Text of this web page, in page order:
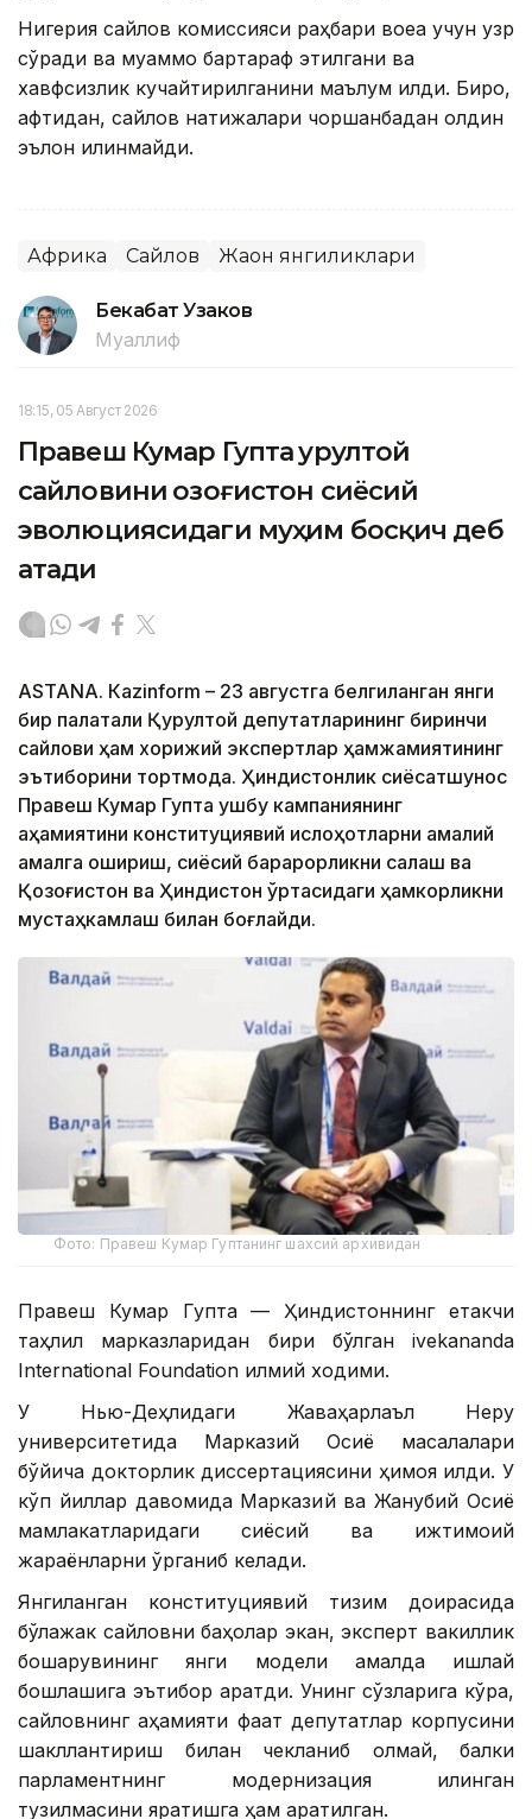
Нигерия сайлов комиссияси раҳбари воқеа учун узр
сўради ва муаммо бартараф этилгани ва
хавфсизлик кучайтирилганини маълум қилди. Бироқ,
афтидан, сайлов натижалари чоршанбадан олдин
эълон қилинмайди.
Африка Сайлов Жаҳон янгиликлари
Бекабат Узаков
Муаллиф
18:15, 05 Август 2026
Правеш Кумар Гупта Қурултой
сайловини Қозоғистон сиёсий
эволюциясидаги муҳим босқич деб
атади
ASTANА. Кazinform – 23 августга белгиланган янги
бир палатали Қурултой депутатларининг биринчи
сайлови ҳам хорижий экспертлар ҳамжамиятининг
эътиборини тортмоқда. Ҳиндистонлик сиёсатшунос
Правеш Кумар Гупта ушбу кампаниянинг
аҳамиятини конституциявий ислоҳотларни амалий
амалга ошириш, сиёсий барқарорликни сақлаш ва
Қозоғистон ва Ҳиндистон ўртасидаги ҳамкорликни
мустаҳкамлаш билан боғлайди.
Фото: Правеш Кумар Гуптанинг шахсий архивидан
Правеш Кумар Гупта — Ҳиндистоннинг етакчи
таҳлил марказларидан бири бўлган ivekananda
International Foundation илмий ходими.
У Нью-Деҳлидаги Жаваҳарлаъл Неру
университетида Марказий Осиё масалалари
бўйича докторлик диссертациясини ҳимоя қилди. У
кўп йиллар давомида Марказий ва Жанубий Осиё
мамлакатларидаги сиёсий ва ижтимоий
жараёнларни ўрганиб келади.
Янгиланган конституциявий тизим доирасида
бўлажак сайловни баҳолар экан, эксперт вакиллик
бошқарувининг янги модели амалда ишлай
бошлашига эътибор қаратди. Унинг сўзларига кўра,
сайловнинг аҳамияти фақат депутатлар корпусини
шакллантириш билан чекланиб қолмай, балки
парламентнинг модернизация қилинган
тузилмасини яратишга ҳам қаратилган.